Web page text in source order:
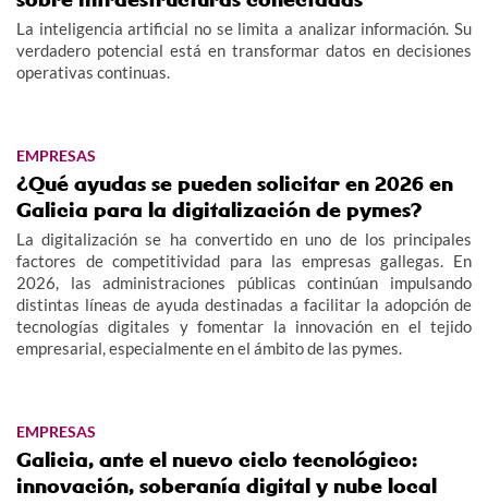
La inteligencia artificial no se limita a analizar información. Su
verdadero potencial está en transformar datos en decisiones
operativas continuas.
EMPRESAS
¿Qué ayudas se pueden solicitar en 2026 en
Galicia para la digitalización de pymes?
La digitalización se ha convertido en uno de los principales
factores de competitividad para las empresas gallegas. En
2026, las administraciones públicas continúan impulsando
distintas líneas de ayuda destinadas a facilitar la adopción de
tecnologías digitales y fomentar la innovación en el tejido
empresarial, especialmente en el ámbito de las pymes.
EMPRESAS
Galicia, ante el nuevo ciclo tecnológico:
innovación, soberanía digital y nube local